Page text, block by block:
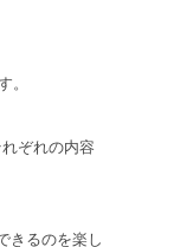
。
ぞれの内容
きるのを楽し